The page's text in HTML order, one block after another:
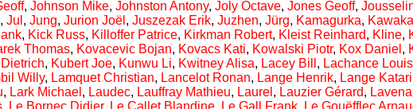
, Johnson Mike, Johnston Antony, Joly Octave, Jones Geoff,
, Jul , Jung, Jurion Joël , Juszezak Erik, Juzhen, Jürg, Kamagurka,
, Kick Russ, Killoffer Patrice, Kirkman Robert, Kleist Reinhard, Kline,
Thomas, Kovacevic Bojan, Kovacs Kati, Kowalski Piotr, Kox Daniel ,
, Kubert Joe, Kunwu Li, Kwitney Alisa, Lacey Bill , Lachance Louis
Willy, Lamquet Christian, Lancelot Ronan, Lange Henrik, Lange
, Lark Michael , Laudec, Lauffray Mathieu, Laurel , Lauzier Gérard,